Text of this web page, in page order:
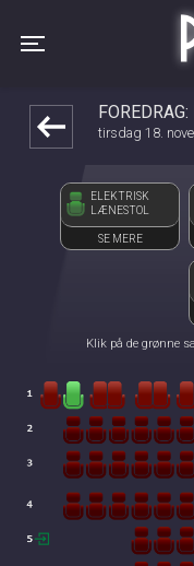
Toggle
tirsdag 18.
ELEKTRISK
LÆNESTOL
SE MERE
Klik på de grønne